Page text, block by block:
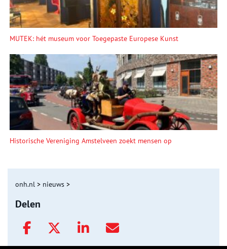
MUTEK: hét museum voor Toegepaste Europese Kunst
Historische Vereniging Amstelveen zoekt mensen op
onh.nl > nieuws >
Delen